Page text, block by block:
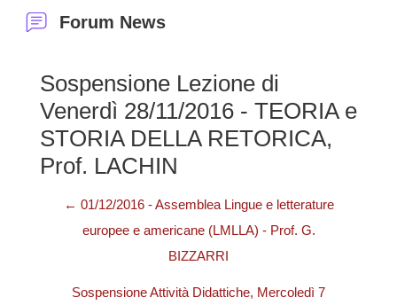
Forum News
Sospensione Lezione di
Venerdì 28/11/2016 - TEORIA e
STORIA DELLA RETORICA,
Prof. LACHIN
← 01/12/2016 - Assemblea Lingue e letterature
europee e americane (LMLLA) - Prof. G.
BIZZARRI
Sospensione Attività Didattiche, Mercoledì 7